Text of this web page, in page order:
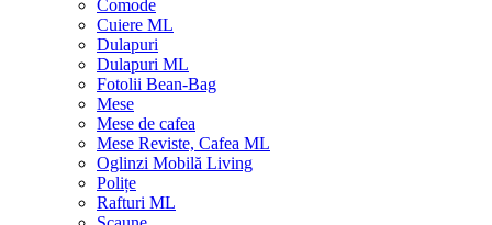
Comode
Cuiere ML
Dulapuri
Dulapuri ML
Fotolii Bean-Bag
Mese
Mese de cafea
Mese Reviste, Cafea ML
Oglinzi Mobilă Living
Polițe
Rafturi ML